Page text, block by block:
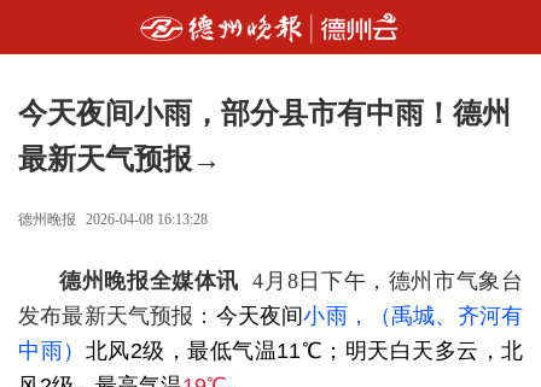
今天夜间小雨，部分县市有中雨！德州
最新天气预报→
德州晚报 2026-04-08 16:13:28
德州晚报全媒体讯 4月8日下午，德州市气象台
发布最新天气预报： 今天夜间小雨，（禹城、齐河有
中雨） 北风2级，最低气温11℃；明天白天多云，北